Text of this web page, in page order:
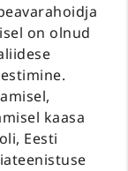
on olnud
kaasa
Eesti